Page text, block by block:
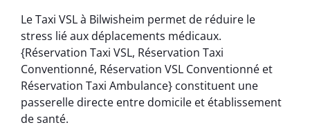
Le Taxi VSL à Bilwisheim permet de réduire le
stress lié aux déplacements médicaux.
{Réservation Taxi VSL, Réservation Taxi
Conventionné, Réservation VSL Conventionné et
Réservation Taxi Ambulance} constituent une
passerelle directe entre domicile et établissement
de santé.